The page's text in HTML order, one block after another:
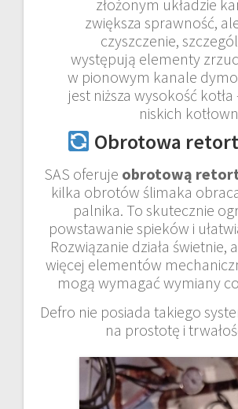
złożonym układzie
zwiększa sprawność,
czyszczenie,
występują elementy
w pionowym kanale
jest niższa wysokość
niskich
Obrotowa
SAS oferuje obrotową
kilka obrotów ślimaka
palnika. To skutecznie
powstawanie spieków i
Rozwiązanie działa świetnie,
więcej elementów
mogą wymagać wymiany
Defro nie posiada takiego
na prostotę i